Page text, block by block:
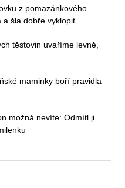
z pomazánkového
a šla dobře vyklopit
těstovin uvaříme levně,
maminky boří pravidla
možná nevíte: Odmítl ji